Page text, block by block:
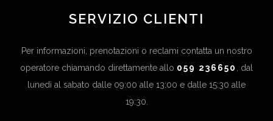
SERVIZIO CLIENTI
Per informazioni, prenotazioni o reclami contatta un nostro
operatore chiamando direttamente allo 059 236650
, dal
lunedì al sabato dalle 09:00 alle 13:00 e dalle 15:30 alle
19:30.